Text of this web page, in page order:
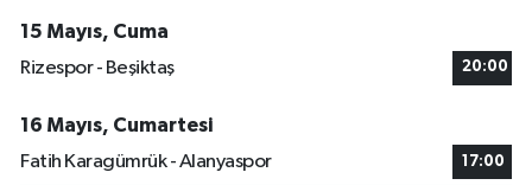
15 Mayıs, Cuma
Rizespor - Beşiktaş
20:00
16 Mayıs, Cumartesi
Fatih Karagümrük - Alanyaspor
17:00